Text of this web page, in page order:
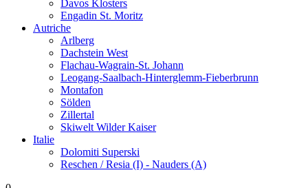
Davos Klosters
Engadin St. Moritz
Autriche
Arlberg
Dachstein West
Flachau-Wagrain-St. Johann
Leogang-Saalbach-Hinterglemm-Fieberbrunn
Montafon
Sölden
Zillertal
Skiwelt Wilder Kaiser
Italie
Dolomiti Superski
Reschen / Resia (I) - Nauders (A)